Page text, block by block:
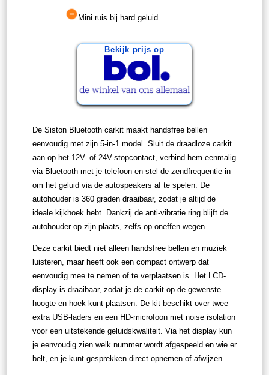
Mini ruis bij hard geluid
Bekijk prijs op
De Siston Bluetooth carkit maakt handsfree bellen
eenvoudig met zijn 5-in-1 model. Sluit de draadloze carkit
aan op het 12V- of 24V-stopcontact, verbind hem eenmalig
via Bluetooth met je telefoon en stel de zendfrequentie in
om het geluid via de autospeakers af te spelen. De
autohouder is 360 graden draaibaar, zodat je altijd de
ideale kijkhoek hebt. Dankzij de anti-vibratie ring blijft de
autohouder op zijn plaats, zelfs op oneffen wegen.
Deze carkit biedt niet alleen handsfree bellen en muziek
luisteren, maar heeft ook een compact ontwerp dat
eenvoudig mee te nemen of te verplaatsen is. Het LCD-
display is draaibaar, zodat je de carkit op de gewenste
hoogte en hoek kunt plaatsen. De kit beschikt over twee
extra USB-laders en een HD-microfoon met noise isolation
voor een uitstekende geluidskwaliteit. Via het display kun
je eenvoudig zien welk nummer wordt afgespeeld en wie er
belt, en je kunt gesprekken direct opnemen of afwijzen.